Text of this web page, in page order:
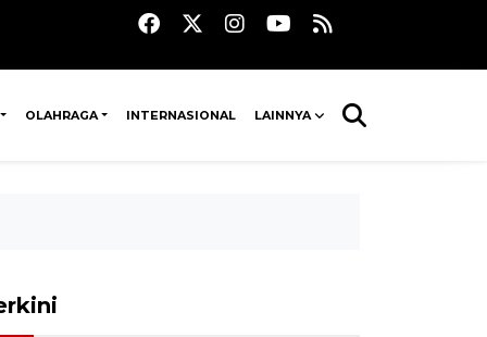
OLAHRAGA INTERNASIONAL LAINNYA